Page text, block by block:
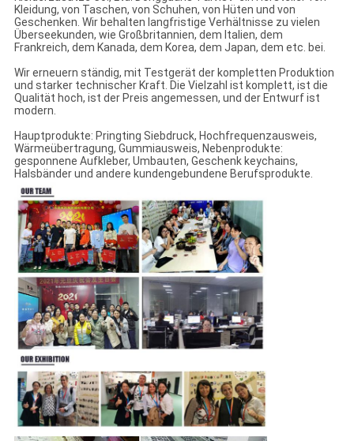
Kleidung, von Taschen, von Schuhen, von Hüten und von
Geschenken. Wir behalten langfristige Verhältnisse zu vielen
Überseekunden, wie Großbritannien, dem Italien, dem
Frankreich, dem Kanada, dem Korea, dem Japan, dem etc. bei.
Wir erneuern ständig, mit Testgerät der kompletten Produktion
und starker technischer Kraft. Die Vielzahl ist komplett, ist die
Qualität hoch, ist der Preis angemessen, und der Entwurf ist
modern.
Hauptprodukte: Pringting Siebdruck, Hochfrequenzausweis,
Wärmeübertragung, Gummiausweis, Nebenprodukte:
gesponnene Aufkleber, Umbauten, Geschenk keychains,
Halsbänder und andere kundengebundene Berufsprodukte.